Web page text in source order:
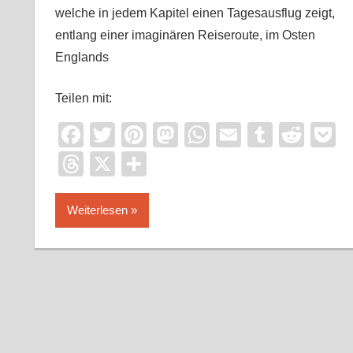
welche in jedem Kapitel einen Tagesausflug zeigt,
entlang einer imaginären Reiseroute, im Osten
Englands
Teilen mit:
Facebook
TwitterPinterest
Mastodon
WhatsApp
EmailTumblr
Threads
X
Weiterlesen